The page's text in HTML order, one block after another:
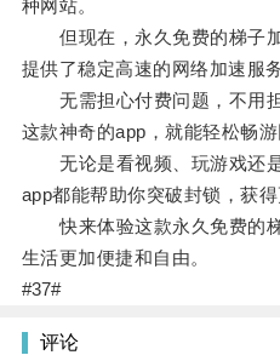
种网站。
但现在，永久免费的梯子加
提供了稳定高速的网络加速服务
无需担心付费问题，不用担
这款神奇的app，就能轻松畅游
无论是看视频、玩游戏还是
app都能帮助你突破封锁，获得
快来体验这款永久免费的梯
生活更加便捷和自由。
#37#
评论